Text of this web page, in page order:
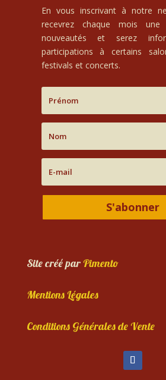
En vous inscrivant à notre
recevrez chaque mois
nouveautés et serez
participations à certains
festivals et concerts.
S'abonner
Site créé parPimento
Mentions Légales
Conditions Générales de Vente